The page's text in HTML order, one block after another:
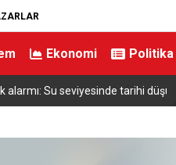
Ekonomi Politika
Su seviyesinde tarihi düşüş